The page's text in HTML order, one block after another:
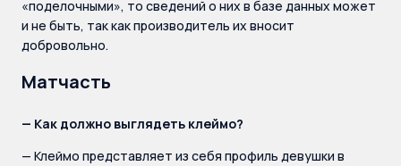
«поделочными», то сведений о них в базе данных может
и не быть, так как производитель их вносит
добровольно.
Матчасть
— Как должно выглядеть клеймо?
— Клеймо представляет из себя профиль девушки в